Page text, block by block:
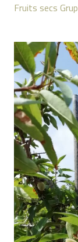
Fruits secs Grup